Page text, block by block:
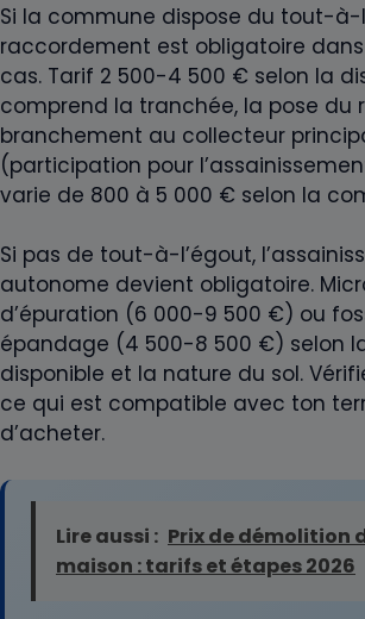
Si la commune dispose du tout-à-
raccordement est obligatoire
cas. Tarif 2 500-4 500 € selon la
comprend la tranchée, la pose du
branchement au collecteur
(participation pour
varie de 800 à 5 000 € selon la
Si pas de tout-à-l’égout,
autonome devient obligatoire.
d’épuration (6 000-9 500 €) ou
épandage (4 500-8 500 €) selon
disponible et la nature du sol.
ce qui est compatible avec ton
d’acheter.
Lire aussi : Prix de démolition
maison : tarifs et étapes 2026